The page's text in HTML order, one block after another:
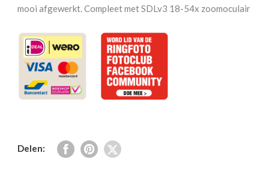
SDLv3
18-
54x
aantal
mooi afgewerkt. Compleet met SDLv3 18-54x zoomoculair
Delen: